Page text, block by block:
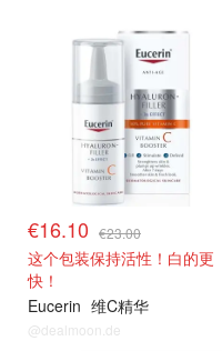
€16.10 €23.00
这个包装保持活性！白的更
快！
Eucerin 维C精华
@dealmoon.de